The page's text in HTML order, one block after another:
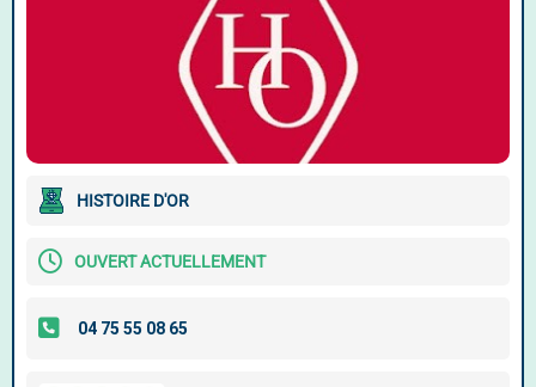
HISTOIRE D'OR
OUVERT ACTUELLEMENT